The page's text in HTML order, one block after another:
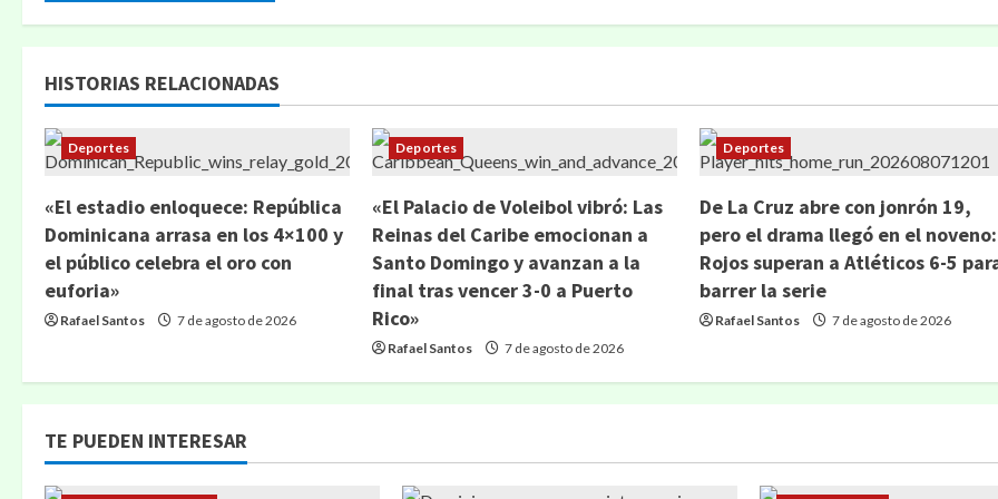
HISTORIAS RELACIONADAS
Deportes
«El estadio enloquece: República
Dominicana arrasa en los 4×100 y
el público celebra el oro con
euforia»
Rafael Santos 7 de agosto de 2026
Deportes
«El Palacio de Voleibol vibró: Las
Reinas del Caribe emocionan a
Santo Domingo y avanzan a la
final tras vencer 3-0 a Puerto
Rico»
Rafael Santos 7 de agosto de 2026
Deportes
De La Cruz abre con jonrón 19,
pero el drama llegó en el noveno:
Rojos superan a Atléticos 6-5
barrer la serie
Rafael Santos 7 de agosto de 2026
TE PUEDEN INTERESAR